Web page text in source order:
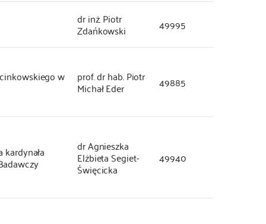
dr inż. Piotr
Zdańkowski 49995
w prof. dr hab. Piotr
Michał Eder 49885
dr Agnieszka
Elżbieta Segiet-
Święcicka
49940